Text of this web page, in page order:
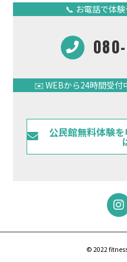
📞 お電話で体
✉️ WEBから24時間受付
公民館無料体験
© 2022